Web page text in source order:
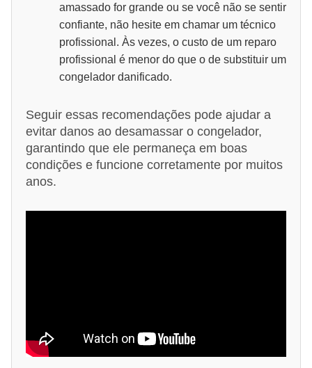
amassado for grande ou se você não se sentir
confiante, não hesite em chamar um técnico
profissional. Às vezes, o custo de um reparo
profissional é menor do que o de substituir um
congelador danificado.
Seguir essas recomendações pode ajudar a
evitar danos ao desamassar o congelador,
garantindo que ele permaneça em boas
condições e funcione corretamente por muitos
anos.